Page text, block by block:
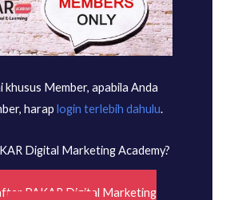
khusus Member, apabila Anda
harap login terlebih dahulu.
Digital Marketing Academy?
PAKAR Digital Marketing